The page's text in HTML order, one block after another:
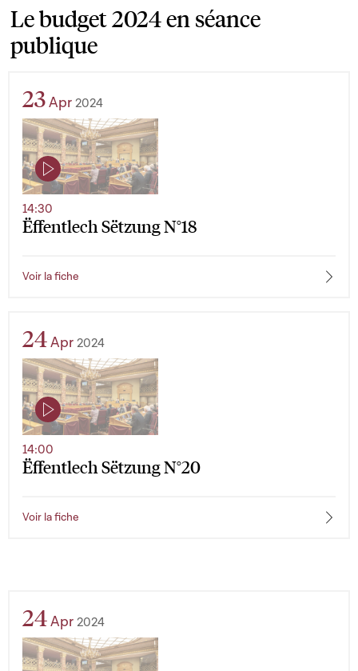
Le budget 2024 en séance
publique
23Apr 2024
Ëffentlech Sëtzung N°18
14:30
Voir la fiche
24Apr 2024
Ëffentlech Sëtzung N°20
14:00
Voir la fiche
24Apr 2024